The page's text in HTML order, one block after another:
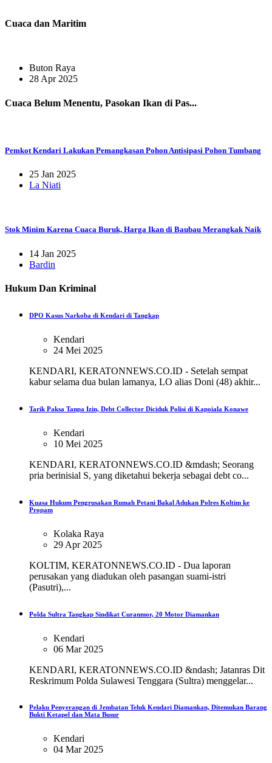
Cuaca dan Maritim
Buton Raya
28 Apr 2025
Cuaca Belum Menentu, Pasokan Ikan di Pas...
Pemkot Kendari Lakukan Pemangkasan Pohon Antisipasi Pohon Tumbang
25 Jan 2025
La Niati
Stok Minim Karena Cuaca Buruk, Harga Ikan di Baubau Merangkak Naik
14 Jan 2025
Bardin
Hukum Dan Kriminal
DPO Kasus Narkoba di Kendari di Tangkap
Kendari
24 Mei 2025
KENDARI, KERATONNEWS.CO.ID - Setelah sempat
kabur selama dua bulan lamanya, LO alias Doni (48) akhir...
Tarik Paksa Tanpa Izin, Debt Collector Diciduk Polisi di Kapoiala Konawe
Kendari
10 Mei 2025
KENDARI, KERATONNEWS.CO.ID &mdash; Seorang
pria berinisial S, yang diketahui bekerja sebagai debt co...
Kuasa Hukum Pengrusakan Rumah Petani Bakal Adukan Polres Koltim ke
Propam
Kolaka Raya
29 Apr 2025
KOLTIM, KERATONNEWS.CO.ID - Dua laporan
perusakan yang diadukan oleh pasangan suami-istri
(Pasutri),...
Polda Sultra Tangkap Sindikat Curanmor, 20 Motor Diamankan
Kendari
06 Mar 2025
KENDARI, KERATONNEWS.CO.ID &ndash; Jatanras Dit
Reskrimum Polda Sulawesi Tenggara (Sultra) menggelar...
Pelaku Penyerangan di Jembatan Teluk Kendari Diamankan, Ditemukan Barang
Bukti Ketapel dan Mata Busur
Kendari
04 Mar 2025